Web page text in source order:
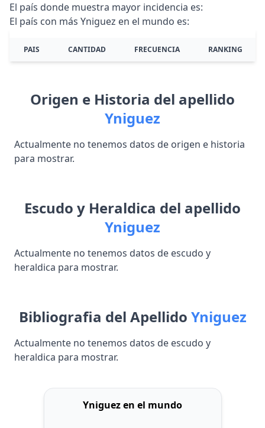
El país donde muestra mayor incidencia es:
El país con más Yniguez en el mundo es:
PAIS CANTIDAD FRECUENCIA RANKING
Origen e Historia del apellido
Yniguez
Actualmente no tenemos datos de origen e historia
para mostrar.
Escudo y Heraldica del apellido
Yniguez
Actualmente no tenemos datos de escudo y
heraldica para mostrar.
Bibliografia del Apellido Yniguez
Actualmente no tenemos datos de escudo y
heraldica para mostrar.
Yniguez en el mundo